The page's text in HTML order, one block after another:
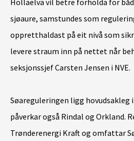
Hollaelva vil betre forholda for
sjøaure, samstundes som
oppretthaldast på eit nivå som
levere straum inn på nettet når
seksjonssjef Carsten Jensen i NVE.
Søareguleringen ligg hovudsakleg
påverkar også Rindal og Orkland.
Trønderenergi Kraft og omfattar